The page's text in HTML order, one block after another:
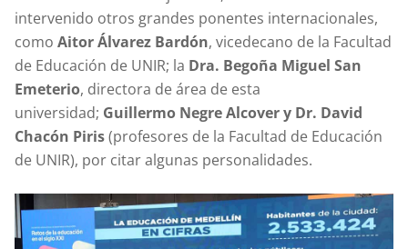
intervenido otros grandes ponentes internacionales,
como Aitor Álvarez Bardón, vicedecano de la Facultad
de Educación de UNIR; la Dra. Begoña Miguel San
Emeterio, directora de área de esta
universidad; Guillermo Negre Alcover y Dr. David
Chacón Piris(profesores de la Facultad de Educación
de UNIR), por citar algunas personalidades.